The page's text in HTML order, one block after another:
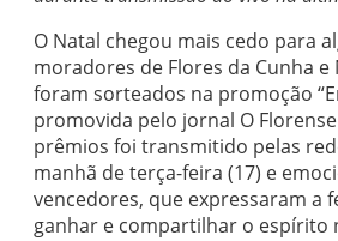
O Natal chegou mais cedo para
moradores de Flores da Cunha e
foram sorteados na promoção
promovida pelo jornal O
prêmios foi transmitido pelas
manhã de terça-feira (17) e
vencedores, que expressaram a
ganhar e compartilhar o espírito